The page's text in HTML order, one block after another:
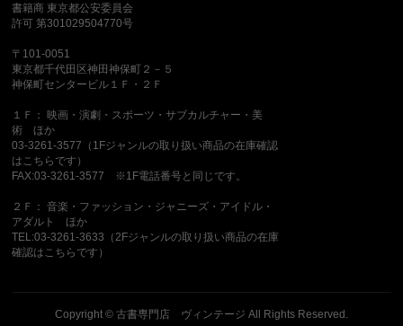
書籍商 東京都公安委員会
許可 第301029504770号
〒101-0051
東京都千代田区神田神保町２－５
神保町センタービル１Ｆ・２Ｆ
１Ｆ： 映画・演劇・スポーツ・サブカルチャー・美
術 ほか
03-3261-3577（1Fジャンルの取り扱い商品の在庫確認
はこちらです）
FAX:03-3261-3577 ※1F電話番号と同じです。
２Ｆ： 音楽・ファッション・ジャニーズ・アイドル・
アダルト ほか
TEL:03-3261-3633（2Fジャンルの取り扱い商品の在庫
確認はこちらです）
Copyright © 古書専門店 ヴィンテージ All Rights Reserved.